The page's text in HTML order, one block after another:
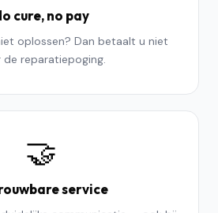
cure, no pay
oplossen? Dan betaalt u niet
de reparatiepoging.
🤝
service